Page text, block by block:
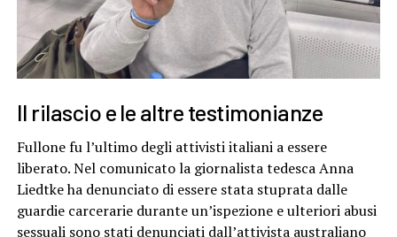
Il rilascio e le altre testimonianze
Fullone fu l’ultimo degli attivisti italiani a essere
liberato. Nel comunicato la giornalista tedesca Anna
Liedtke ha denunciato di essere stata stuprata dalle
guardie carcerarie durante un’ispezione e ulteriori abusi
sessuali sono stati denunciati dall’attivista australiano